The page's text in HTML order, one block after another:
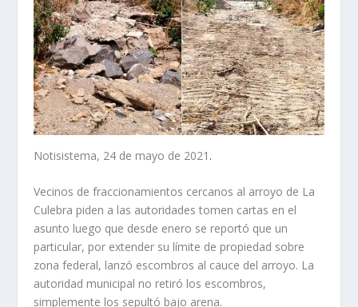
Notisistema, 24 de mayo de 2021 .
Vecinos de fraccionamientos cercanos al arroyo de La
Culebra piden a las autoridades tomen cartas en el
asunto luego que desde enero se reportó que un
particular, por extender su límite de propiedad sobre
zona federal, lanzó escombros al cauce del arroyo. La
autoridad municipal no retiró los escombros,
simplemente los sepultó bajo arena.